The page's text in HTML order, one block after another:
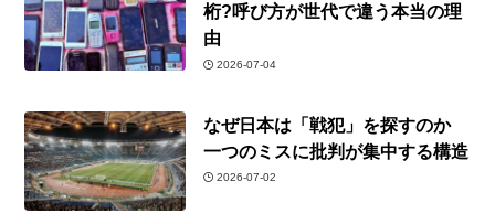
桁?呼び方が世代で違う本当の理
由
2026-07-04
なぜ日本は「戦犯」を探すのか
一つのミスに批判が集中する構造
2026-07-02